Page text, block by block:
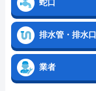
蛇口
排水管・排水口
業者